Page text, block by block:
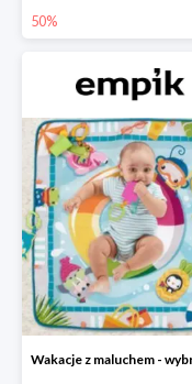
50%